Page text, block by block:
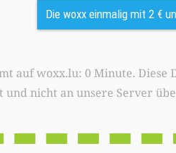
Die woxx einmalig mit 2 €
Daten werden nur in Ihrem Browser
und nicht an unsere Server